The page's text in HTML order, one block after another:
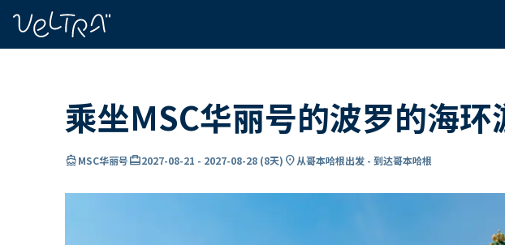
乘坐MSC华丽号的波罗的海
directions_boatMSC华丽号card_travel2027-08-21 - 2027-08-28 (8天) location_on从哥本哈根出发 - 到达哥本哈根